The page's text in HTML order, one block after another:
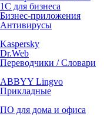
1С для бизнеса
Бизнес-приложения
Антивирусы
Kaspersky
Dr.Web
Переводчики / Словари
ABBYY Lingvo
Прикладные
ПО для дома и офиса